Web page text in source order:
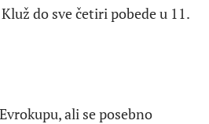
do sve četiri pobede u 11.
ali se posebno